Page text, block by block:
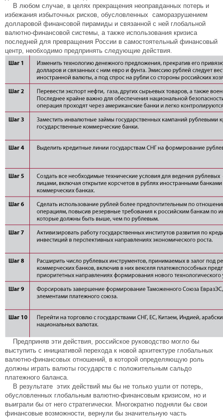
В любом случае, в целях прекращения неоправданных потерь и
избежания избыточных рисков, обусловленных саморазрушением
долларовой финансовой пирамиды и связанной с ней глобальной
валютно-финансовой системы, а также использования кризиса
последней для превращения России в самостоятельный финансовый
центр, необходимо предпринять следующие действия.
Предприняв эти действия, российское руководство могло бы
выступить с инициативой перехода к новой архитектуре глобальных
валютно-финансовых отношений, в которой определяющую роль
должны играть валюты государств с положительным сальдо
платежного баланса.
В результате этих действий мы бы не только ушли от потерь,
обусловленных глобальным валютно-финансовым кризисом, но и
выиграли бы от него стратегически. Многократно подняли бы свои
финансовые возможности, вернули бы значительную часть